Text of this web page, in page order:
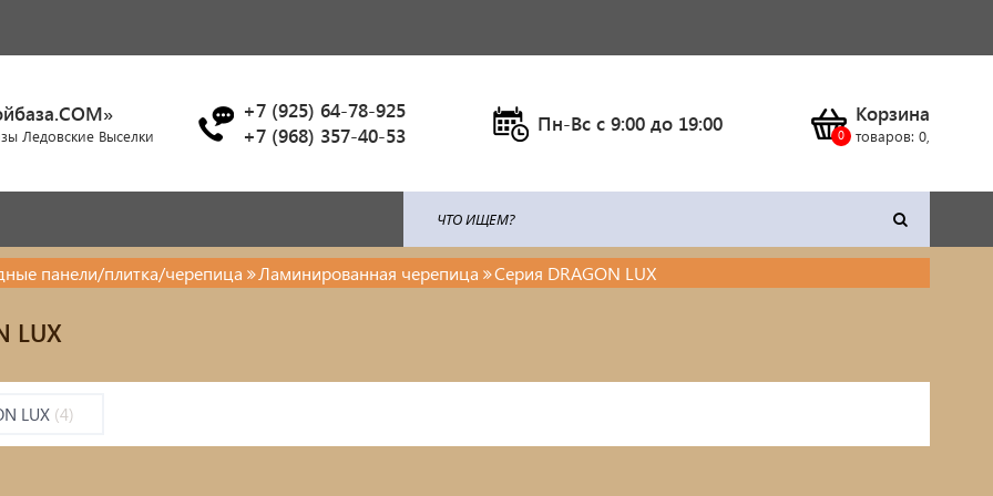
Ледовские Выселки
+7 (925) 64-78-925
+7 (968) 357-40-53
Пн-Вс c 9:00 до 19:00 Корзина
товаров: 0,
ковки
панели/плитка/черепица Ламинированная черепица Серия DRAGON LUX
LUX
LUX (4)